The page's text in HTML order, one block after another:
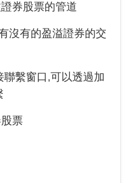
券股票的管道
沒有的盈溢證券的交
繫窗口,可以透過加
票